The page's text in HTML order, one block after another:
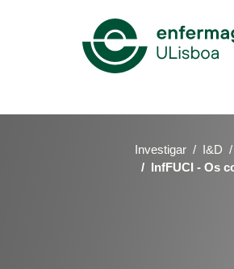
Mega
Menu
Investigar I&D
InfFUCI - Os